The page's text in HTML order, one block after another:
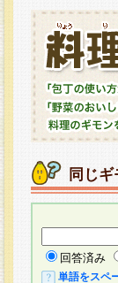
同じ
回答済み
単語をスペ